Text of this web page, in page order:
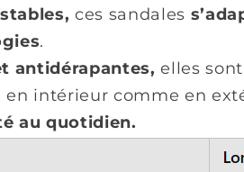
ces sandales
.
antidérapantes,elles
en intérieur comme en
au quotidien.